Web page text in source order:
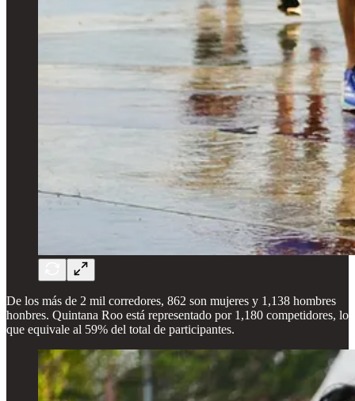
De los más de 2 mil corredores, 862 son mujeres y 1,138 hombres
honbres. Quintana Roo está representado por 1,180 competidores, lo
que equivale al 59% del total de participantes.